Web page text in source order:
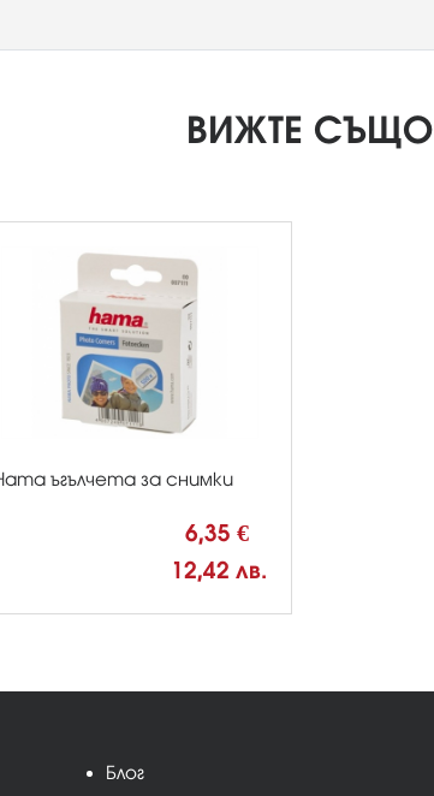
ВИЖТЕ СЪЩО
ъгълчета за снимки
6,35 €
12,42 лв.
Блог